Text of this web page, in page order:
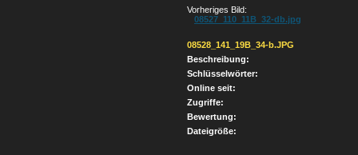
Vorheriges Bild:
08527_110_11B_32-db.jpg
08528_141_19B_34-b.JPG
Beschreibung:
Schlüsselwörter:
Online seit:
Zugriffe:
Bewertung:
Dateigröße: